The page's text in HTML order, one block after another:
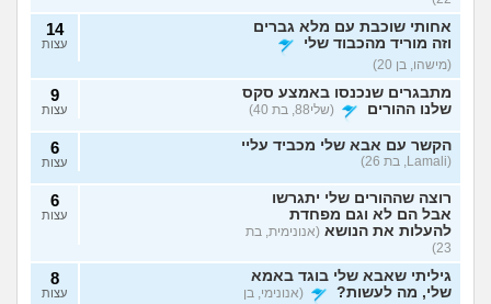
אחותי שוכבת עם מלא גברים
וזה מוריד מהכבוד שלי
(מישהו, בן 20)
14
עצות
מתבגרים שנכנסו באמצע סקס
שלנו ההורים
(שלי88, בת 40)
9
עצות
הקשר עם אבא שלי מכביד עליי
(Lamali, בת 26)
6
עצות
רוצה שההורים שלי יתגרשו
אבל הם לא וגם מפחדת
להעלות את הנושא (אנונימית, בת
23)
6
עצות
גיליתי שאבא שלי בוגד באמא
שלי, מה לעשות?
(אנונימי, בן
8
עצות